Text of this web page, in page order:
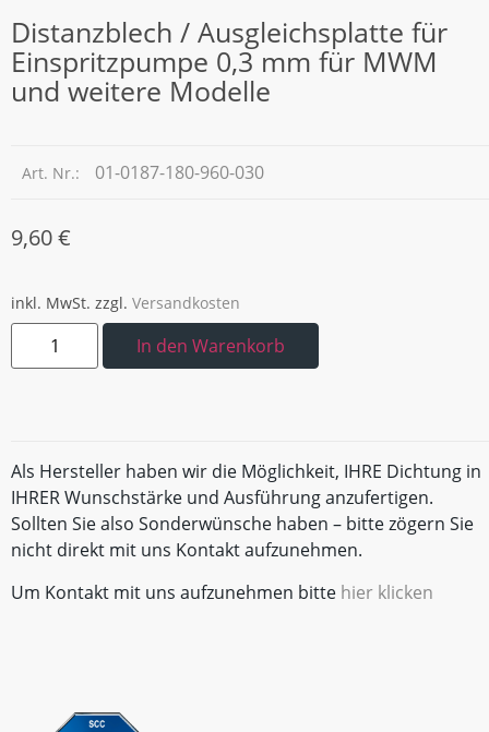
Distanzblech / Ausgleichsplatte für
Einspritzpumpe 0,3 mm für MWM
und weitere Modelle
Art. Nr.: 01-0187-180-960-030
9,60€
inkl. MwSt. zzgl. Versandkosten
In den Warenkorb
Als Hersteller haben wir die Möglichkeit, IHRE Dichtung in
IHRER Wunschstärke und Ausführung anzufertigen.
Sollten Sie also Sonderwünsche haben – bitte zögern Sie
nicht direkt mit uns Kontakt aufzunehmen.
Um Kontakt mit uns aufzunehmen bitte hier klicken